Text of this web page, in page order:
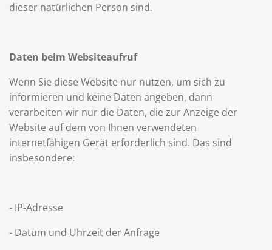
dieser natürlichen Person sind.
Daten beim Websiteaufruf
Wenn Sie diese Website nur nutzen, um sich zu
informieren und keine Daten angeben, dann
verarbeiten wir nur die Daten, die zur Anzeige der
Website auf dem von Ihnen verwendeten
internetfähigen Gerät erforderlich sind. Das sind
insbesondere:
- IP-Adresse
- Datum und Uhrzeit der Anfrage